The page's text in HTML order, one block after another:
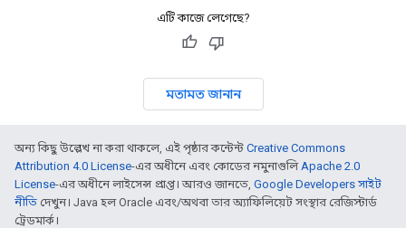
এটি কাজে লেগেছে?
মতামত জানান
অন্য কিছু উল্লেখ না করা থাকলে, এই পৃষ্ঠার কন্টেন্ট Creative Commons
Attribution 4.0 License-এর অধীনে এবং কোডের নমুনাগুলিApache 2.0
License-এর অধীনে লাইসেন্স প্রাপ্ত। আরও জানতে, Google Developers সাইট
নীতি দেখুন। Java হল Oracle এবং/অথবা তার অ্যাফিলিয়েট সংস্থার রেজিস্টার্ড
ট্রেডমার্ক।